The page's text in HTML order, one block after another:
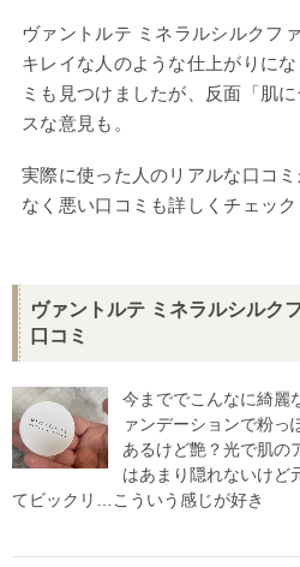
ヴァントルテ ミネラルシルクフ
キレイな人のような仕上がりに
ミも見つけましたが、反面「肌
スな意見も。
実際に使った人のリアルな口コ
なく悪い口コミも詳しくチェック
ヴァントルテ ミネラルシルク
口コミ
今まででこんなに綺麗
ァンデーションで粉っ
あるけど艶？光で肌の
はあまり隠れないけど
てビックリ…こういう感じが好き